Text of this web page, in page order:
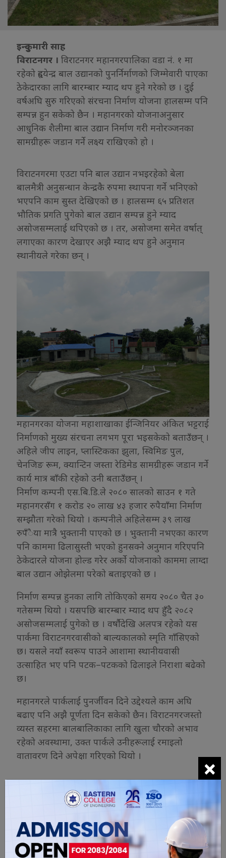
इन्दुकुमारी साह
विराटनगर । विराटनगर महानगरपालिका वडा नं. १ मा
रहेको हृदयेन्द्र बाल उद्यानको पुनर्निर्माणको जिम्मेवारी पाएका
ठेकेदारका लागि बारम्बार म्याद थप हुने गरेको छ । दुई
वर्षअघि सुरु गरिएको संरचना निर्माण योजना हालसम्म पनि
सम्पन्न हुन सकेको छैन । महानगरको योजनाअनुसार
आधुनिक शैलीमा बाल उद्यान निर्माण गरी मनोरञ्जनका
सामग्रीहरू जडान गर्ने लक्ष्य राखिएको हो ।
विराटनगरमा एउटा पनि बाल उद्यान नभइरहेको बेला
बालमैत्री अनुसन्धान केन्द्रकै रुपमा स्थापना गर्ने भनिएको
भएपनि काम सुस्त देखिएको छ । हालसम्म ६५ प्रतिशत
भौतिक प्रगति पुगेको बाल उद्यान सम्पन्न हुने म्याद
असोजसम्मलाई थपिएको छ । तर, असोजमा समेत वर्षात्
लगाएका कारण देखाएर अझै म्याद थप हुने अनुमान
स्थानीयले गरेका छन् ।
महानगरका योजना महाशाखाका ईन्जिनियर अंकित भट्टराई
निर्माणको मुख्य संरचना लगभग पूरा भइसकेको बताउँछन् ।
अहिले जीप लाइन, प्लास्टिकका झुला, स्विमिङ पुल,
चेनजिङ रूम, क्यान्टिन जस्ता रेडिमेड सामग्रीहरू जडान गर्ने
कार्य मात्र बाँकी रहेको उनी बताउँछन् ।
निर्माण कम्पनी एस.बि.डि.ले २०८० सालको साउन १ गते
महानगरसँग १ करोड २० लाख ४३ हजार रुपैयाँमा निर्माण
सम्झौता गरेको थियो । कम्पनीले अहिलेसम्म ३९ लाख
रुपँैया मात्रै भुक्तानी पाएको छ । भुक्तानी नभएका कारण
पनि काममा ढिलासुस्ती भएको हुनसक्ने अनुमान गरिएपनि
ठेकेदारले योजना होल्ड गरेर अर्को योजनाको काममा लाग्दा
बाल उद्यान ओझेलमा परेको बताइएको छ ।
निर्माण सम्पन्न हुनका लागि तोकिएको समय २०८० चैत ३०
गतेसम्म थियो । यसपछि बारम्बार म्याद थप हुँदै २०८२
असोजसम्मलाई पुगेको छ । वर्षौदेखि अलपत्र रहेको यस
पार्कमा विराटनगरवासीको बाल्यकालको स्मृति गाँसिएको
छ। यसले नयाँ स्वरूप पाउने आशामा स्थानीयवासी
उत्साहित भए पनि पटक–पटकको ढिलाइले निराशा बढेको
छ।
महानगरले पार्कलाई पुनर्जीवन दिने उद्देश्यले काम अघि
बढाए पनि अझै पूर्णता दिन सकेको छैन। विराटनगरजस्तो
व्यस्त सहरमा बालबालिकाका लागि खुला चौरको अभाव
रहेको अवस्थामा, उक्त पार्कले उनीहरूलाई रमाइलो
वातावरण दिने अपेक्षा गरिएको थियो ।
यो खबर पढेर तपाईलाई कस्तो महसुस
भयो ?
×